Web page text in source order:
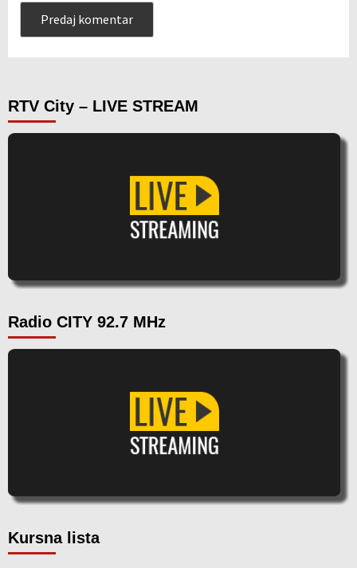
RTV City – LIVE STREAM
Radio CITY 92.7 MHz
Kursna lista